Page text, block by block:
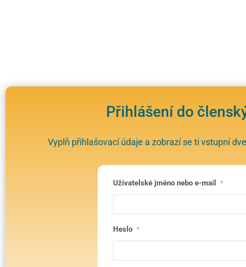
Přihlášení do
Vyplň přihlašovací údaje a zobrazí se ti vstupní
Uživatelské jméno nebo e-mail *
Heslo *